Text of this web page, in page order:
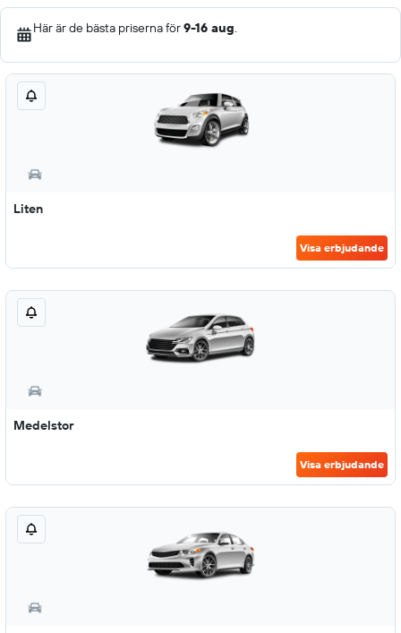
Här är de bästa priserna för9-16 aug.
Liten
Visa erbjudande
Medelstor
Visa erbjudande